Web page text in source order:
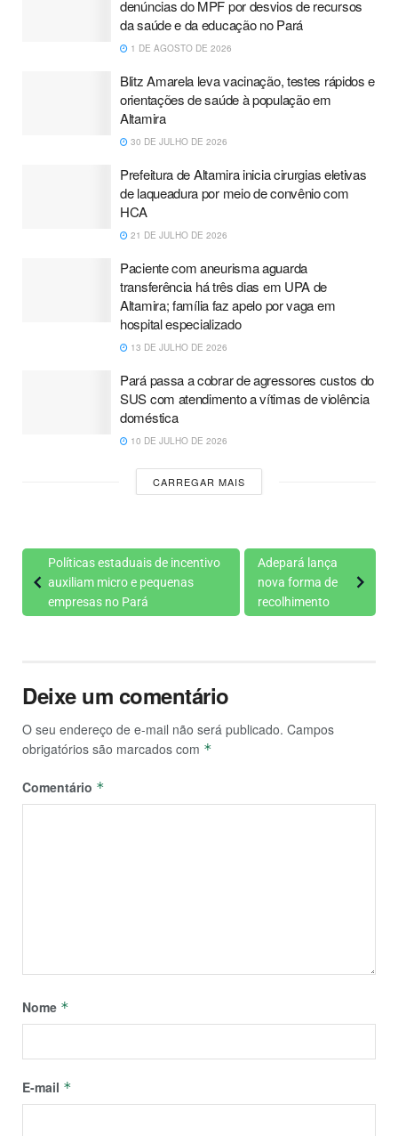
denúncias do MPF por desvios de recursos
da saúde e da educação no Pará
1 DE AGOSTO DE 2026
Blitz Amarela leva vacinação, testes rápidos e
orientações de saúde à população em
Altamira
30 DE JULHO DE 2026
Prefeitura de Altamira inicia cirurgias eletivas
de laqueadura por meio de convênio com
HCA
21 DE JULHO DE 2026
Paciente com aneurisma aguarda
transferência há três dias em UPA de
Altamira; família faz apelo por vaga em
hospital especializado
13 DE JULHO DE 2026
Pará passa a cobrar de agressores custos do
SUS com atendimento a vítimas de violência
doméstica
10 DE JULHO DE 2026
CARREGAR MAIS
Políticas estaduais de incentivo
auxiliam micro e pequenas
empresas no Pará
Adepará lança
nova forma de
recolhimento
Deixe um comentário
O seu endereço de e-mail não será publicado. Campos
obrigatórios são marcados com *
Comentário *
Nome *
E-mail *